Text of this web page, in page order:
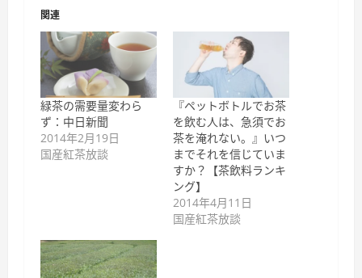
関連
緑茶の需要量変わら
ず：中日新聞
2014年2月19日
国産紅茶放談
『ペットボトルでお茶
を飲む人は、急須でお
茶を淹れない。』いつ
までそれを信じていま
すか？【茶飲料ランキ
ング】
2014年4月11日
国産紅茶放談